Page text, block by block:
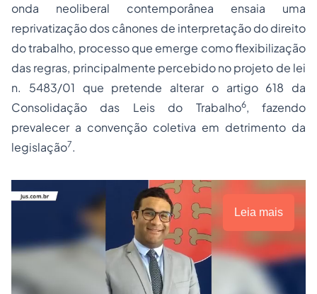
onda neoliberal contemporânea ensaia uma
reprivatização dos cânones de interpretação do direito
do trabalho, processo que emerge comoflexibilização
das regras, principalmente percebido no projeto de lei
n. 5483/01 que pretende alterar o artigo 618 da
Consolidação das Leis do Trabalho6, fazendo
prevalecer a convenção coletiva em detrimento da
legislação7.
Leia mais